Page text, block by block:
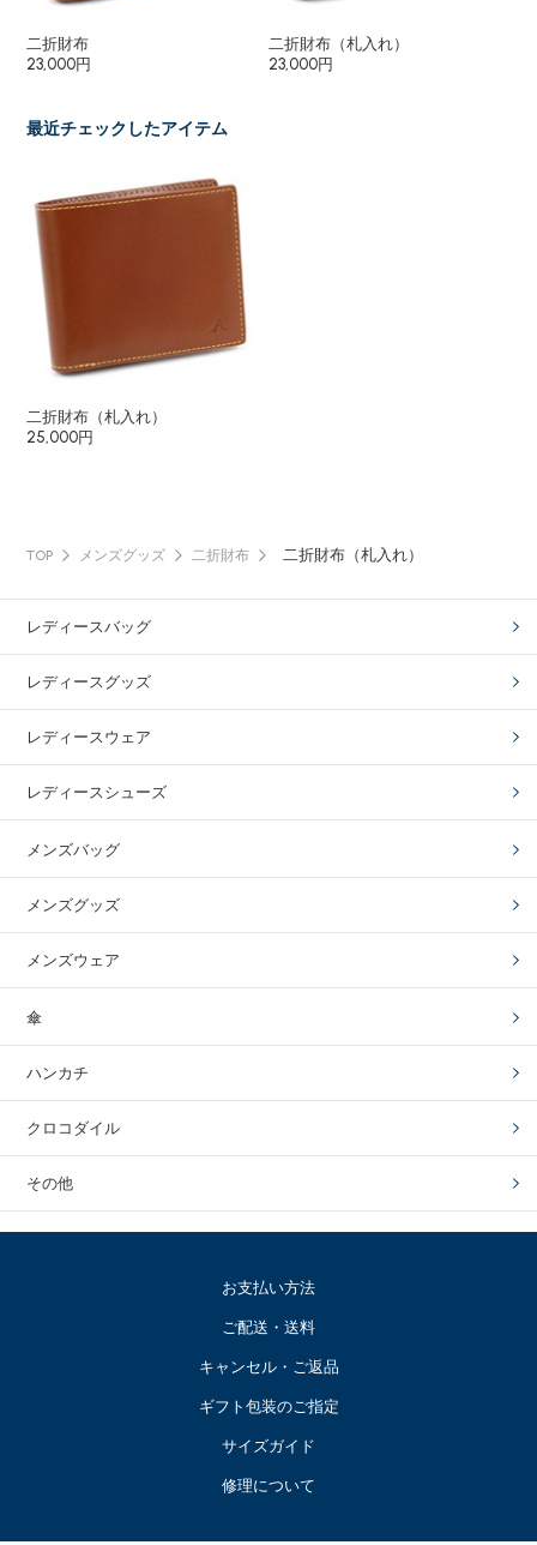
二折財布
23,000円
二折財布（札入れ）
23,000円
最近チェックしたアイテム
二折財布（札入れ）
25,000円
TOP メンズグッズ 二折財布 二折財布（札入れ）
レディースバッグ
レディースグッズ
レディースウェア
レディースシューズ
メンズバッグ
メンズグッズ
メンズウェア
傘
ハンカチ
クロコダイル
その他
お支払い方法
ご配送・送料
キャンセル・ご返品
ギフト包装のご指定
サイズガイド
修理について